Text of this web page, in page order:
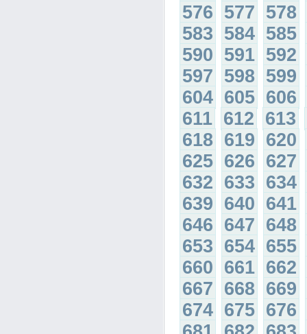
576 577 578
583 584 585
590 591 592
597 598 599
604 605 606
611 612 613
618 619 620
625 626 627
632 633 634
639 640 641
646 647 648
653 654 655
660 661 662
667 668 669
674 675 676